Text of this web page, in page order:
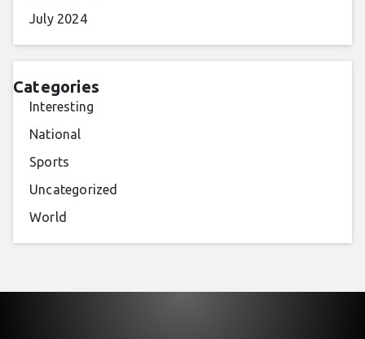
July 2024
Categories
Interesting
National
Sports
Uncategorized
World